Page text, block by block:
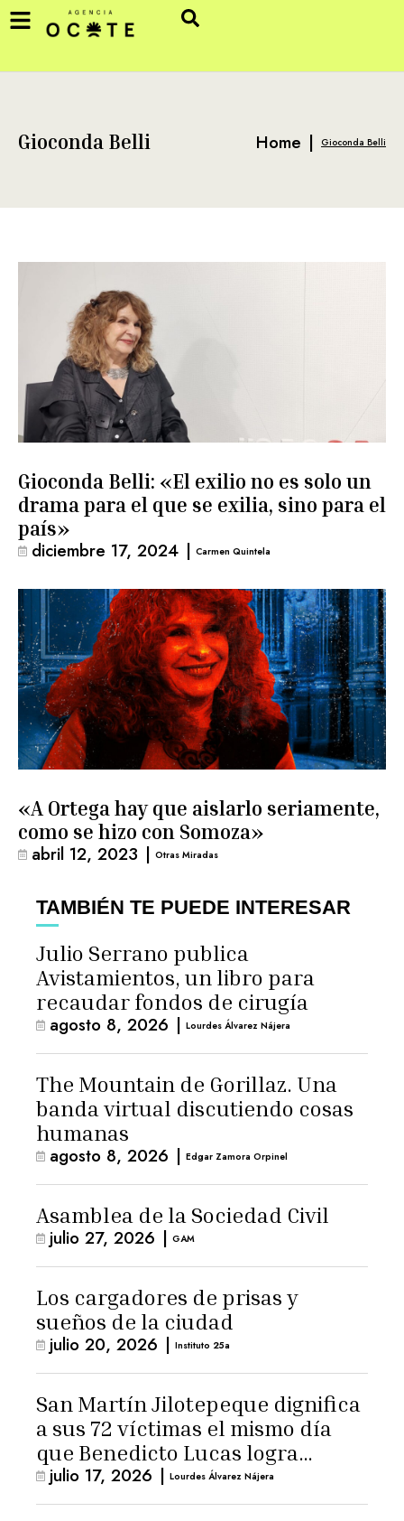
Gioconda Belli Home | Gioconda Belli
Gioconda Belli: «El exilio no es solo un
drama para el que se exilia, sino para el
país»
diciembre 17, 2024 | Carmen Quintela
«A Ortega hay que aislarlo seriamente,
como se hizo con Somoza»
abril 12, 2023 | Otras Miradas
TAMBIÉN TE PUEDE INTERESAR
Julio Serrano publica
Avistamientos, un libro para
recaudar fondos de cirugía
agosto 8, 2026 | Lourdes Álvarez Nájera
The Mountain de Gorillaz. Una
banda virtual discutiendo cosas
humanas
agosto 8, 2026 | Edgar Zamora Orpinel
Asamblea de la Sociedad Civil
julio 27, 2026 | GAM
Los cargadores de prisas y
sueños de la ciudad
julio 20, 2026 | Instituto 25a
San Martín Jilotepeque dignifica
a sus 72 víctimas el mismo día
que Benedicto Lucas logra
arresto domiciliario
julio 17, 2026 | Lourdes Álvarez Nájera